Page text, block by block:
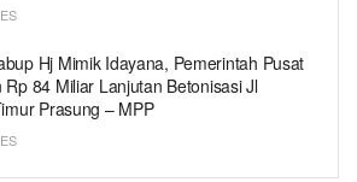
Hj Mimik Idayana, Pemerintah Pusat
Rp 84 Miliar Lanjutan Betonisasi Jl
Prasung – MPP